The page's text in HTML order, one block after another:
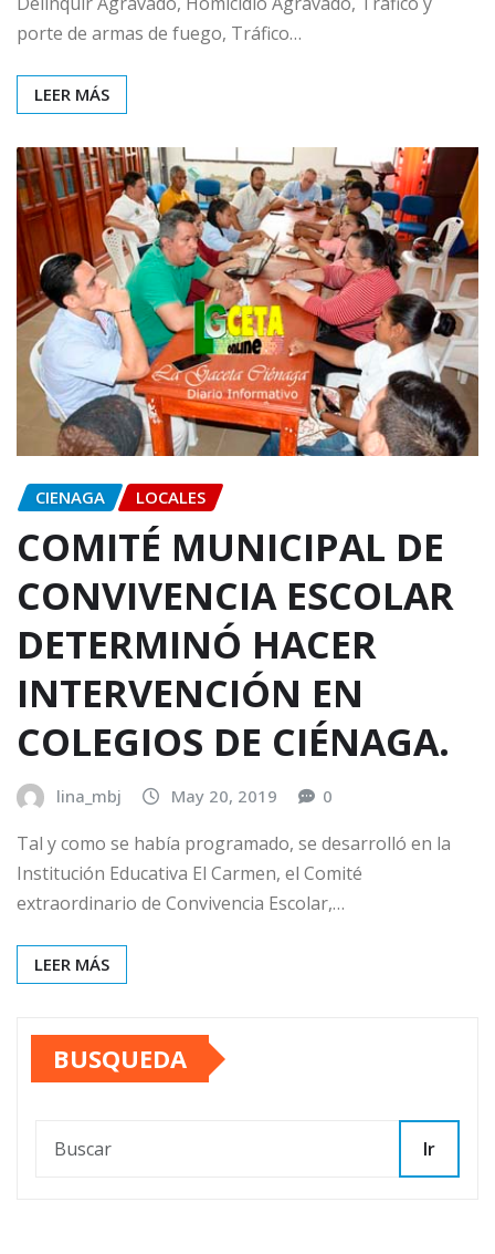
porte de armas de fuego, Tráfico…
LEER MÁS
CIENAGA LOCALES
COMITÉ MUNICIPAL DE
CONVIVENCIA ESCOLAR
DETERMINÓ HACER
INTERVENCIÓN EN
COLEGIOS DE CIÉNAGA.
lina_mbj May 20, 2019 0
Tal y como se había programado, se desarrolló en la
Institución Educativa El Carmen, el Comité
extraordinario de Convivencia Escolar,…
LEER MÁS
BUSQUEDA
Ir